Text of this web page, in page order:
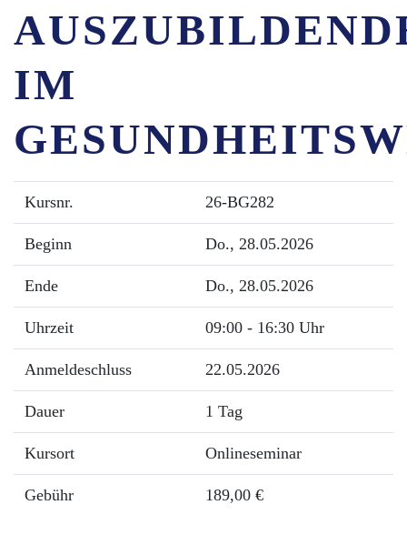
IM
Kursnr. 26-BG282
Beginn Do., 28.05.2026
Ende Do., 28.05.2026
Uhrzeit 09:00 - 16:30 Uhr
Anmeldeschluss 22.05.2026
Dauer 1 Tag
Kursort Onlineseminar
Gebühr 189,00 €